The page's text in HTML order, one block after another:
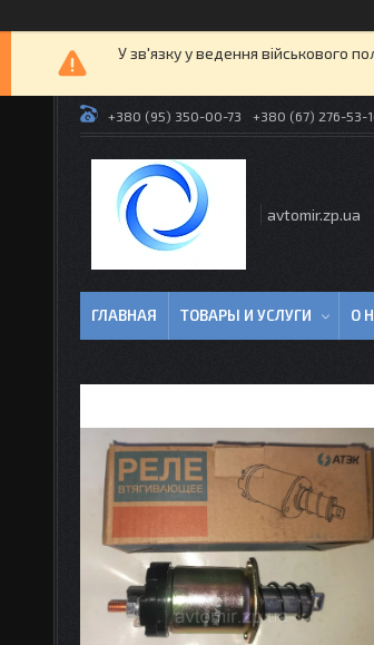
У зв'язку у ведення військового
+380 (95) 350-00-73 +380 (67) 276-53-
avtomir.zp.ua
ГЛАВНАЯ ТОВАРЫ И УСЛУГИ О